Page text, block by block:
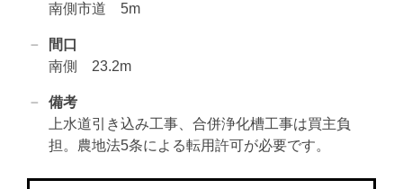
南側市道 5m
間口
南側 23.2m
備考
上水道引き込み工事、合併浄化槽工事は買主負
担。農地法5条による転用許可が必要です。